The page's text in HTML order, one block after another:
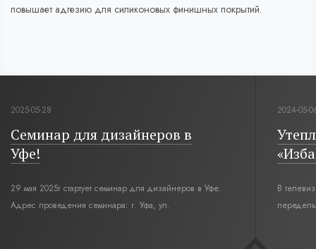
повышает адгезию для силиконовых финишных покрытий.
2025-05-28
Семинар для дизайнеров в
Уфе!
29 мая 2025г стартует семинар для дизайнеров в Уфе.
Адрес проведения семинара: г. Уфа, ул.
2024-05-
В